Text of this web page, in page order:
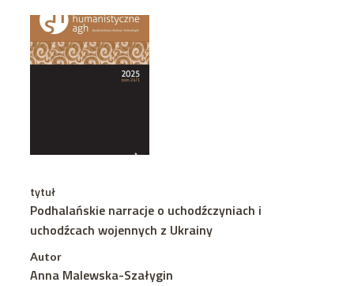
tytuł
Podhalańskie narracje o uchodźczyniach i
uchodźcach wojennych z Ukrainy
Autor
Anna Malewska-Szałygin